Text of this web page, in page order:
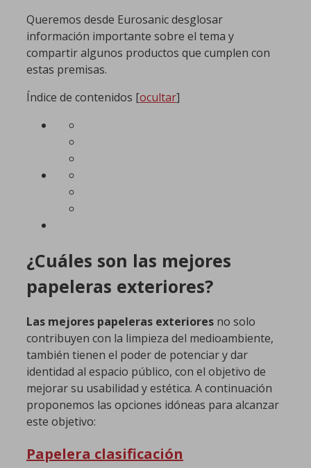
Queremos desde Eurosanic desglosar
información importante sobre el tema y
compartir algunos productos que cumplen con
estas premisas.
Índice de contenidos [ocultar]
¿Cuáles son las mejores
papeleras exteriores?
Las mejores papeleras exteriores no solo
contribuyen con la limpieza del medioambiente,
también tienen el poder de potenciar y dar
identidad al espacio público, con el objetivo de
mejorar su usabilidad y estética. A continuación
proponemos las opciones idóneas para alcanzar
este objetivo:
Papelera clasificación